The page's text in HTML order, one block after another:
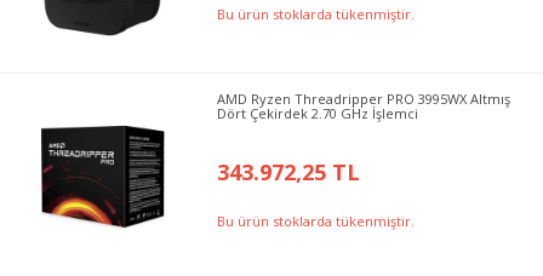
Bu ürün stoklarda tükenmiştir.
AMD Ryzen Threadripper PRO 3995WX Altmış
Dört Çekirdek 2.70 GHz İşlemci
343.972,25 TL
Bu ürün stoklarda tükenmiştir.